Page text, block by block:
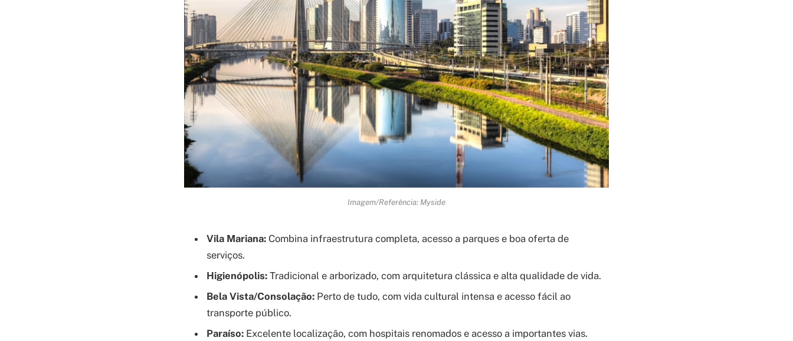
Imagem/Referência: Myside
Vila Mariana: Combina infraestrutura completa, acesso a parques e boa oferta de
serviços.
Higienópolis: Tradicional e arborizado, com arquitetura clássica e alta qualidade de vida.
Bela Vista/Consolação: Perto de tudo, com vida cultural intensa e acesso fácil ao
transporte público.
Paraíso: Excelente localização, com hospitais renomados e acesso a importantes vias.